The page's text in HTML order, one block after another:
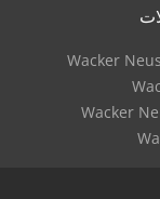
Wacker
Wacker